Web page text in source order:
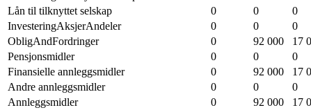
Lån til tilknyttet selskap
0 0 0
InvesteringAksjerAndeler
0 0 0
ObligAndFordringer
0 92 000 17
Pensjonsmidler
0 0 0
Finansielle annleggsmidler
0 92 000 17
Andre annleggsmidler
0 0 0
Annleggsmidler
0 92 000 17